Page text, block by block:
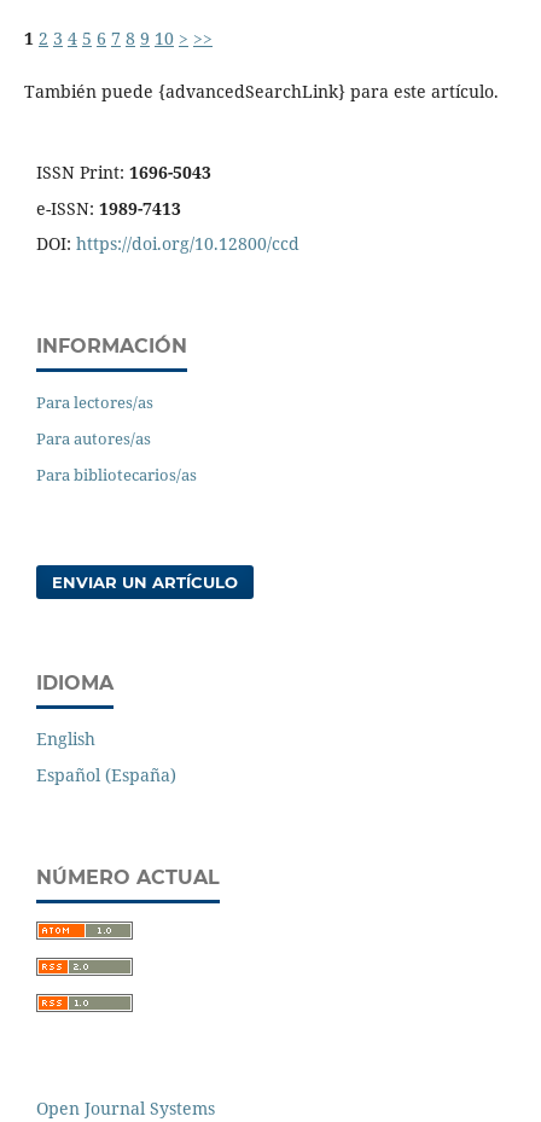
1 2 3 4 5 6 7 8 9 10 > >>
También puede {advancedSearchLink} para este artículo.
ISSN Print: 1696-5043
e-ISSN: 1989-7413
DOI: https://doi.org/10.12800/ccd
INFORMACIÓN
Para lectores/as
Para autores/as
Para bibliotecarios/as
ENVIAR UN ARTÍCULO
IDIOMA
English
Español (España)
NÚMERO ACTUAL
Open Journal Systems